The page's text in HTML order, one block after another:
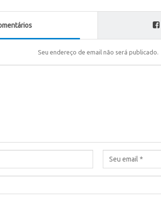
Seu endereço de email não será publicado.